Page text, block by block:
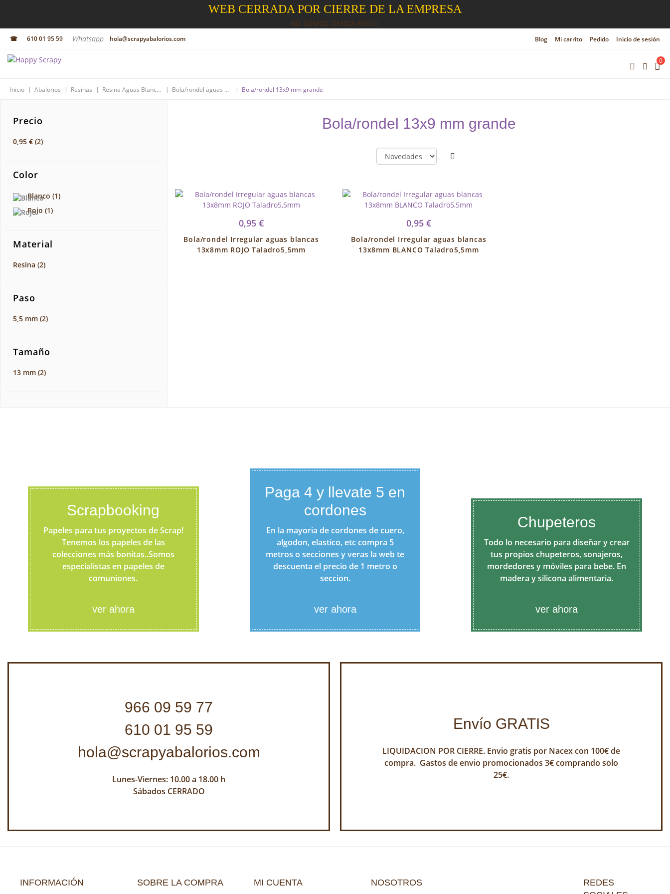
WEB CERRADA POR CIERRE DE LA EMPRESA
NO SOMOS TIENDA FISICA
☎ 610 01 95 59 Whatsapp hola@scrapyabalorios.com Blog Mi carrito Pedido Inicio de sesión
0
Inicio | Abalorios | Resinas | Resina Aguas Blancas | Bola/rondel aguas blancas | Bola/rondel 13x9 mm grande
Bola/rondel 13x9 mm grande
0,95 €
Bola/rondel Irregular aguas blancas
13x8mm ROJO Taladro5,5mm
0,95 €
Bola/rondel Irregular aguas blancas
13x8mm BLANCO Taladro5,5mm
Precio
0,95 € (2)
Color
Blanco (1)
Rojo (1)
Material
Resina (2)
Paso
5,5 mm (2)
Tamaño
13 mm (2)
Scrapbooking
Papeles para tus proyectos de Scrap!
Tenemos los papeles de las
colecciones más bonitas..Somos
especialistas en papeles de
comuniones.
ver ahora
Paga 4 y llevate 5 en
cordones
En la mayoria de cordones de cuero,
algodon, elastico, etc compra 5
metros o secciones y veras la web te
descuenta el precio de 1 metro o
seccion.
ver ahora
Chupeteros
Todo lo necesario para diseñar y crear
tus propios chupeteros, sonajeros,
mordedores y móviles para bebe. En
madera y silicona alimentaria.
ver ahora
966 09 59 77
610 01 95 59
hola@scrapyabalorios.com
Lunes-Viernes: 10.00 a 18.00 h
Sábados CERRADO
Envío GRATIS
LIQUIDACION POR CIERRE. Envio gratis por Nacex con 100€ de
compra. Gastos de envio promocionados 3€ comprando solo
25€.
REDES
INFORMACIÓN SOBRE LA COMPRA MI CUENTA NOSOTROS